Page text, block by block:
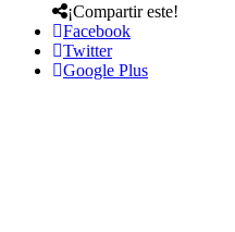
¡Compartir este!
Facebook
Twitter
Google Plus